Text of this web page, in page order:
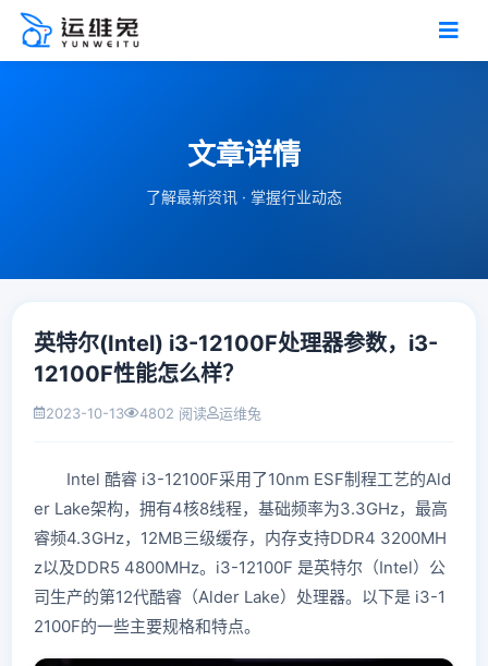
文章详情
了解最新资讯 · 掌握行业动态
英特尔(Intel) i3-12100F处理器参数，i3-
12100F性能怎么样？
2023-10-13 4802 阅读 运维兔
Intel 酷睿 i3-12100F采用了10nm ESF制程工艺的Ald
er Lake架构，拥有4核8线程，基础频率为3.3GHz，最高
睿频4.3GHz，12MB三级缓存，内存支持DDR4 3200MH
z以及DDR5 4800MHz。i3-12100F 是英特尔（Intel）公
司生产的第12代酷睿（Alder Lake）处理器。以下是 i3-1
2100F的一些主要规格和特点。